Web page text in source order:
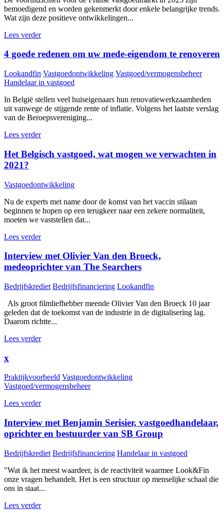
bemoedigend en worden gekenmerkt door enkele belangrijke trends.
Wat zijn deze positieve ontwikkelingen...
Lees verder
4 goede redenen om uw mede-eigendom te renoveren
Lookandfin Vastgoedontwikkeling Vastgoed/vermogensbeheer
Handelaar in vastgoed
In België stellen veel huiseigenaars hun renovatiewerkzaamheden
uit vanwege de stijgende rente of inflatie. Volgens het laatste verslag
van de Beroepsvereniging...
Lees verder
Het Belgisch vastgoed, wat mogen we verwachten in
2021?
Vastgoedontwikkeling
Nu de experts met name door de komst van het vaccin stilaan
beginnen te hopen op een terugkeer naar een zekere normaliteit,
moeten we vaststellen dat...
Lees verder
Interview met Olivier Van den Broeck,
medeoprichter van The Searchers
Bedrijfskrediet Bedrijfsfinanciering Lookandfin
Als groot filmliefhebber meende Olivier Van den Broeck 10 jaar
geleden dat de toekomst van de industrie in de digitalisering lag.
Daarom richtte...
Lees verder
x
Praktijkvoorbeeld Vastgoedontwikkeling
Vastgoed/vermogensbeheer
Lees verder
Interview met Benjamin Serisier, vastgoedhandelaar,
oprichter en bestuurder van SB Group
Bedrijfskrediet Bedrijfsfinanciering Handelaar in vastgoed
"Wat ik het meest waardeer, is de reactiviteit waarmee Look&Fin
onze vragen behandelt. Het is een structuur op menselijke schaal die
ons in staat...
Lees verder